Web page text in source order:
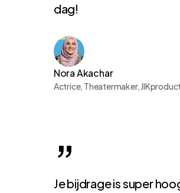
dag!
Nora Akachar
Actrice, Theatermaker,
”
Je bijdrage is super